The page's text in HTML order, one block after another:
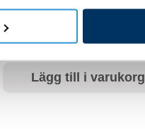
Lägg till i varukorg